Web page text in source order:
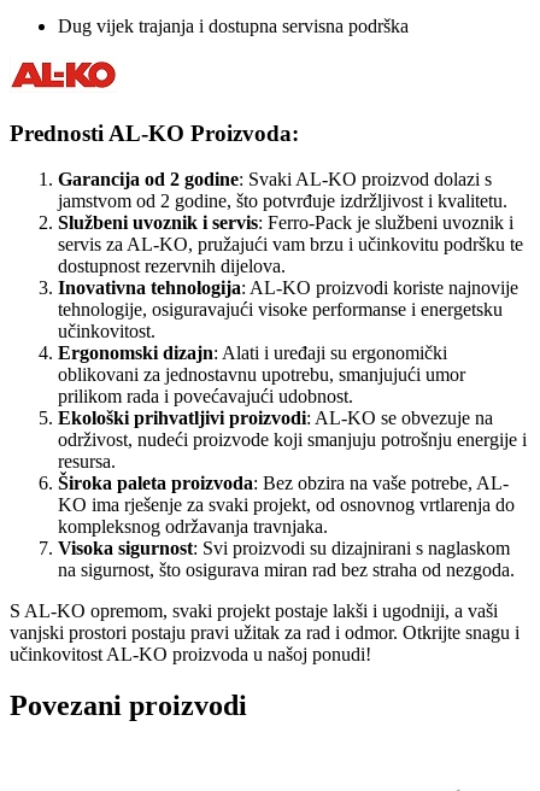
Dug vijek trajanja i dostupna servisna podrška
Prednosti AL-KO Proizvoda:
Garancija od 2 godine: Svaki AL-KO proizvod dolazi s
jamstvom od 2 godine, što potvrđuje izdržljivost i kvalitetu.
Službeni uvoznik i servis: Ferro-Pack je službeni uvoznik i
servis za AL-KO, pružajući vam brzu i učinkovitu podršku te
dostupnost rezervnih dijelova.
Inovativna tehnologija: AL-KO proizvodi koriste najnovije
tehnologije, osiguravajući visoke performanse i energetsku
učinkovitost.
Ergonomski dizajn: Alati i uređaji su ergonomički
oblikovani za jednostavnu upotrebu, smanjujući umor
prilikom rada i povećavajući udobnost.
Ekološki prihvatljivi proizvodi: AL-KO se obvezuje na
održivost, nudeći proizvode koji smanjuju potrošnju energije i
resursa.
Široka paleta proizvoda: Bez obzira na vaše potrebe, AL-
KO ima rješenje za svaki projekt, od osnovnog vrtlarenja do
kompleksnog održavanja travnjaka.
Visoka sigurnost: Svi proizvodi su dizajnirani s naglaskom
na sigurnost, što osigurava miran rad bez straha od nezgoda.
S AL-KO opremom, svaki projekt postaje lakši i ugodniji, a vaši
vanjski prostori postaju pravi užitak za rad i odmor. Otkrijte snagu i
učinkovitost AL-KO proizvoda u našoj ponudi!
Povezani proizvodi